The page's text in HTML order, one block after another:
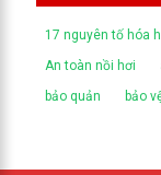
17 nguyên tố hóa
An toàn nồi hơi
bảo quản
bảo